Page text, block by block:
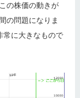
の株価の動きが
の問題になりま
常に大きなもので